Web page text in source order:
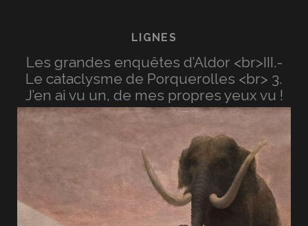
LIGNES
Les grandes enquêtes d’Aldor <br>III.-
Le cataclysme de Porquerolles <br> 3.
J’en ai vu un, de mes propres yeux vu !